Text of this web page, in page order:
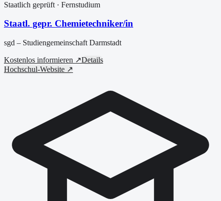
Staatlich geprüft · Fernstudium
Staatl. gepr. Chemietechniker/in
sgd – Studiengemeinschaft Darmstadt
Kostenlos informieren ↗Details
Hochschul-Website ↗